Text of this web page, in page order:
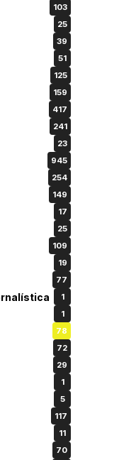
103
25
39
51
125
159
417
241
23
945
254
149
17
25
109
19
77
1
1
78
72
29
1
5
117
11
70